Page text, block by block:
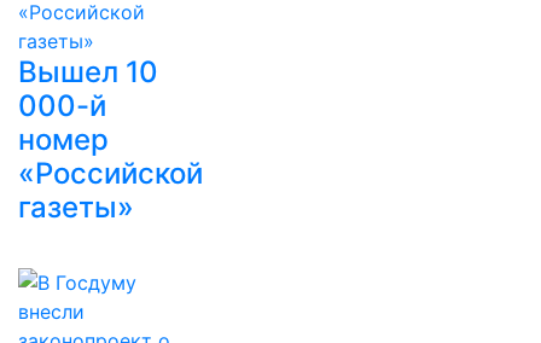
Вышел 10
000-й
номер
«Российской
газеты»